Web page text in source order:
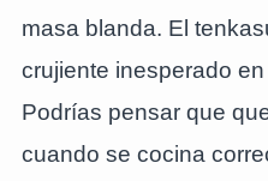
masa blanda. El
crujiente inesperado
Podrías pensar que
cuando se cocina